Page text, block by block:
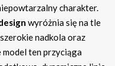
charakter.
wyróżnia się na tle
nadkola oraz
ten przyciąga